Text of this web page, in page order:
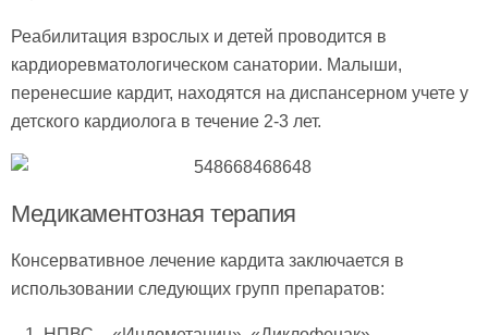
Реабилитация взрослых и детей проводится в
кардиоревматологическом санатории. Малыши,
перенесшие кардит, находятся на диспансерном учете у
детского кардиолога в течение 2-3 лет.
Медикаментозная терапия
Консервативное лечение кардита заключается в
использовании следующих групп препаратов: